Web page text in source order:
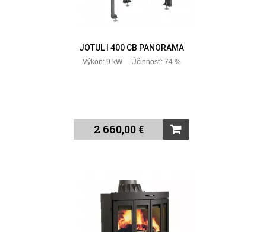
JOTUL I 400 CB PANORAMA
Výkon: 9 kW Účinnosť: 74 %
2 660,00 €